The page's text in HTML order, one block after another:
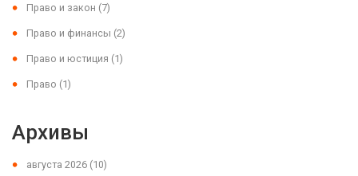
Право и закон (7)
Право и финансы (2)
Право и юстиция (1)
Право (1)
Архивы
августа 2026 (10)